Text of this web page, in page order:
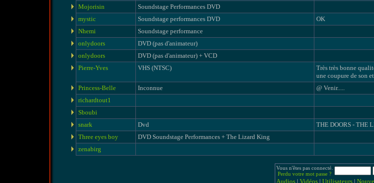
Mojorisin
Soundstage Performances DVD
mystic
Soundstage performances DVD
OK
Nhemi
Soundstage performance
onlydoors
DVD (pas d'animateur)
onlydoors
DVD (pas d'animateur) + VCD
Pierre-Yves
VHS (NTSC)
Très très bonne
une coupure de son
Princess-Belle
Inconnue
@ Venir.....
richardtout1
Sboubi
snark
Dvd
THE DOORS - THE
Three eyes boy
DVD Soundstage Performances + The Lizard King
zenabirg
Vous n'êtes pas connecté.
Perdu votre mot passe ?
Audios| Vidéos| Utilisateurs|